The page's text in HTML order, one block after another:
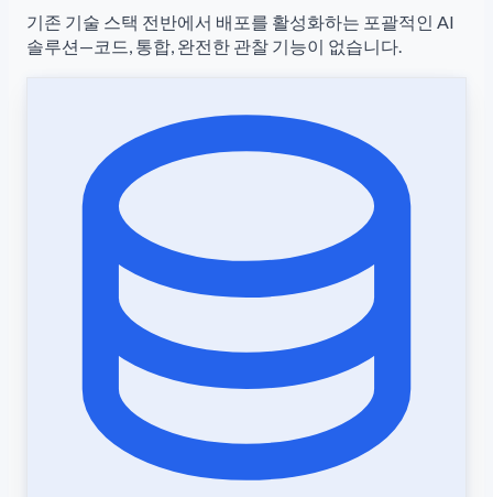
기존 기술 스택 전반에서 배포를 활성화하는 포괄적인 AI
솔루션—코드, 통합, 완전한 관찰 기능이 없습니다.